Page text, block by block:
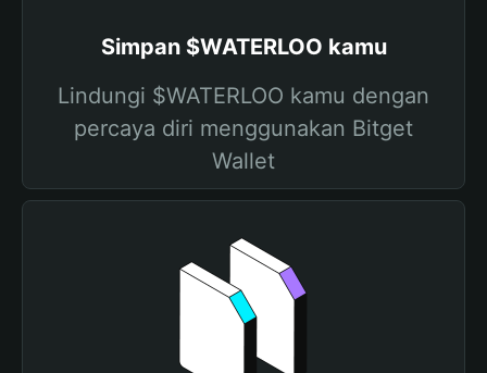
Simpan $WATERLOO kamu
Lindungi $WATERLOO kamu dengan
percaya diri menggunakan Bitget
Wallet